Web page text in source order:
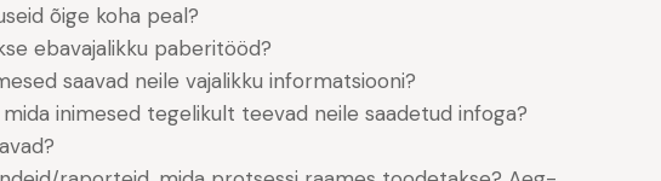
õige koha peal?
ebavajalikku paberitööd?
saavad neile vajalikku informatsiooni?
inimesed tegelikult teevad neile saadetud infoga?